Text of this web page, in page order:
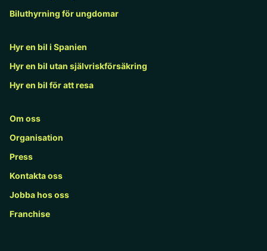
Biluthyrning för ungdomar
Hyr en bil i Spanien
Hyr en bil utan självriskförsäkring
Hyr en bil för att resa
Om oss
Organisation
Press
Kontakta oss
Jobba hos oss
Franchise